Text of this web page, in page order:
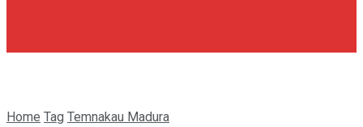
Home Tag Temnakau Madura